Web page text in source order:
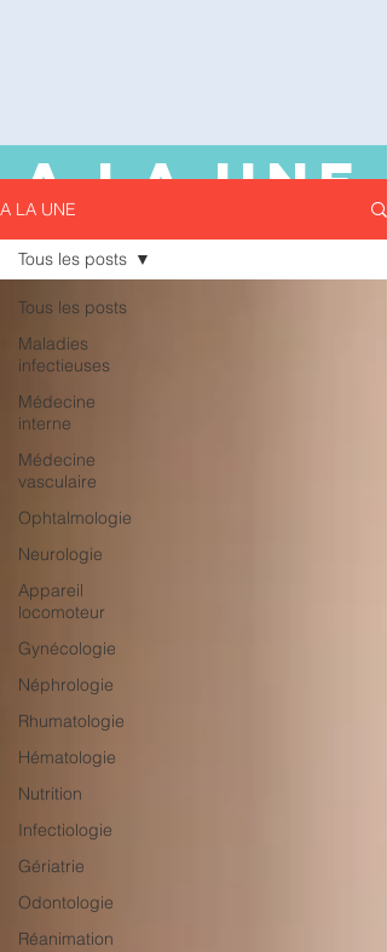
A LA UNE
A LA UNE
Tous les posts
Maladies
infectieuses
Médecine
interne
Médecine
vasculaire
Ophtalmologie
Neurologie
Appareil
locomoteur
Gynécologie
Néphrologie
Rhumatologie
Hématologie
Nutrition
Infectiologie
Gériatrie
Odontologie
Réanimation
Tous les posts